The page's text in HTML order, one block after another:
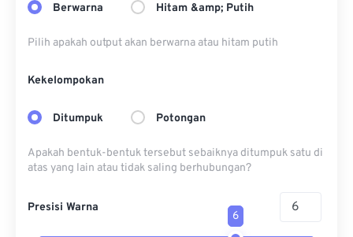
Berwarna Hitam &amp; Putih
Pilih apakah output akan berwarna atau hitam putih
Kekelompokan
Ditumpuk Potongan
Apakah bentuk-bentuk tersebut sebaiknya ditumpuk satu di
atas yang lain atau tidak saling berhubungan?
Presisi Warna
6